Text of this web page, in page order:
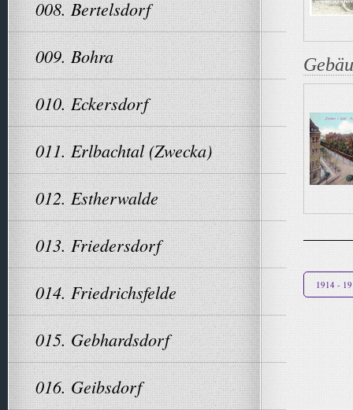
008. Bertelsdorf
009. Bohra
010. Eckersdorf
011. Erlbachtal (Zwecka)
012. Estherwalde
013. Friedersdorf
014. Friedrichsfelde
015. Gebhardsdorf
016. Geibsdorf
1914 -